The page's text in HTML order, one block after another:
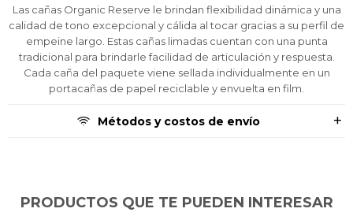
Las cañas Organic Reserve le brindan flexibilidad dinámica y una
calidad de tono excepcional y cálida al tocar gracias a su perfil de
empeine largo. Estas cañas limadas cuentan con una punta
tradicional para brindarle facilidad de articulación y respuesta.
Cada caña del paquete viene sellada individualmente en un
portacañas de papel reciclable y envuelta en film.
Métodos y costos de envío
PRODUCTOS QUE TE PUEDEN INTERESAR
Celular
Fecha de nacimiento
Día Mes Año
Continuar
prefieras!
Elegí tus productos preferidos
Elegís Pago Después como metodo de pago
* sujeto a aprobación crediticia. El monto disponible
puede variar por comercio
contactanos en
preguntas@pagodespues.com.uy
Por favor intenta nuevamente mas tarde.
Celular
Fecha de nacimiento
Día Mes Año
Continuar
prefieras!
Elegí tus productos preferidos
Elegís Pago Después como metodo de pago
* sujeto a aprobación crediticia. El monto disponible
puede variar por comercio
contactanos en
preguntas@pagodespues.com.uy
Por favor intenta nuevamente mas tarde.
Celular
Fecha de nacimiento
Día Mes Año
Continuar
prefieras!
Elegí tus productos preferidos
Elegís Pago Después como metodo de pago
* sujeto a aprobación crediticia. El monto disponible
puede variar por comercio
contactanos en
preguntas@pagodespues.com.uy
Por favor intenta nuevamente mas tarde.